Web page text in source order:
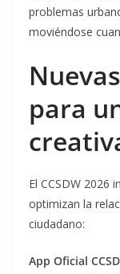
problemas
moviéndose
para
El CCSDW 2026
optimizan la
ciudadano:
App Oficial